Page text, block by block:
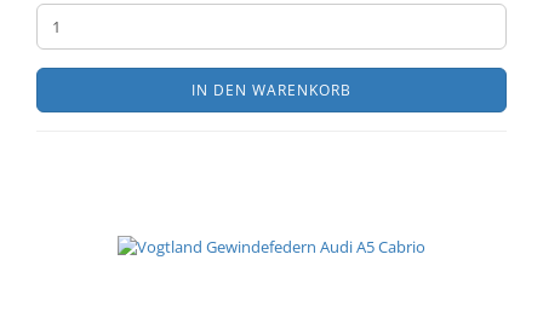
IN DEN WARENKORB